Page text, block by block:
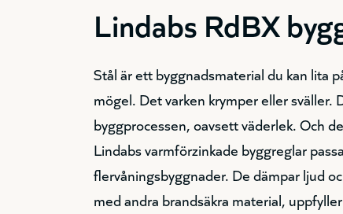
Lindabs RdBX
Stål är ett byggnadsmaterial du kan lita
mögel. Det varken krymper eller sväller.
byggprocessen, oavsett väderlek. Och
Lindabs varmförzinkade byggreglar
flervåningsbyggnader. De dämpar ljud
med andra brandsäkra material,